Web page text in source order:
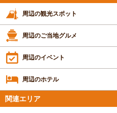
周辺の観光スポット
周辺のご当地グルメ
周辺のイベント
周辺のホテル
関連エリア